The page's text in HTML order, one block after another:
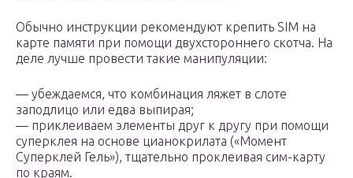
Обычно инструкции рекомендуют крепить SIM на
карте памяти при помощи двухстороннего скотча. На
деле лучше провести такие манипуляции:
— убеждаемся, что комбинация ляжет в слоте
заподлицо или едва выпирая;
— приклеиваем элементы друг к другу при помощи
суперклея на основе цианокрилата («Момент
Суперклей Гель»), тщательно проклеивая сим-карту
по краям.